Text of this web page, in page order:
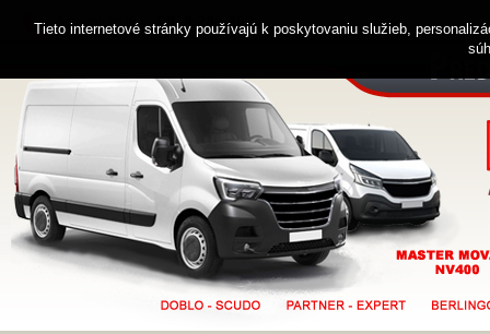
Zákaznícka linka 0914 238 482
Tieto internetové stránky používajú k poskytovaniu služieb,